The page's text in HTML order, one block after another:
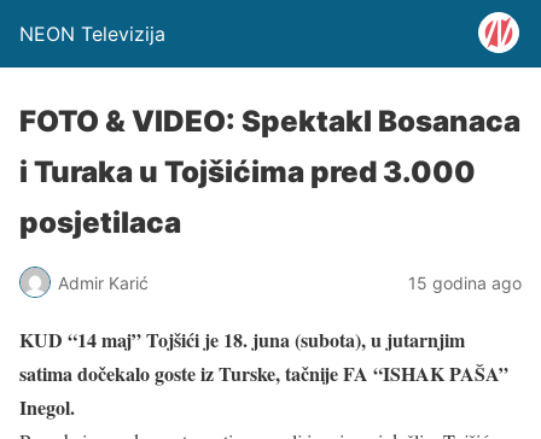
NEON Televizija
FOTO & VIDEO: Spektakl Bosanaca
i Turaka u Tojšićima pred 3.000
posjetilaca
Admir Karić 15 godina ago
KUD “14 maj” Tojšići je 18. juna (subota), u jutarnjim
satima dočekalo goste iz Turske, tačnije FA “ISHAK PAŠA”
Inegol.